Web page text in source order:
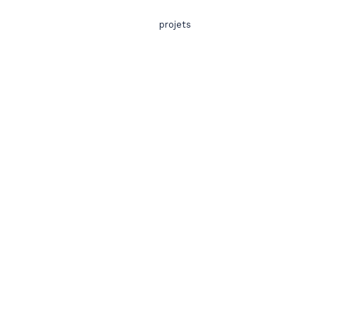
projets